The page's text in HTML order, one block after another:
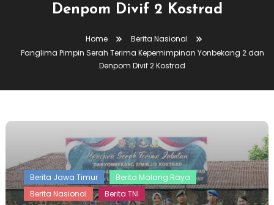
Denpom Divif 2 Kostrad
Home
Berita Nasional
Panglima Pimpin Serah Terima Kepemimpinan Yonbekang 2 dan
Denpom Divif 2 Kostrad
Berita Jawa Timur
Berita Malang Raya
Berita Nasional
Berita TNI